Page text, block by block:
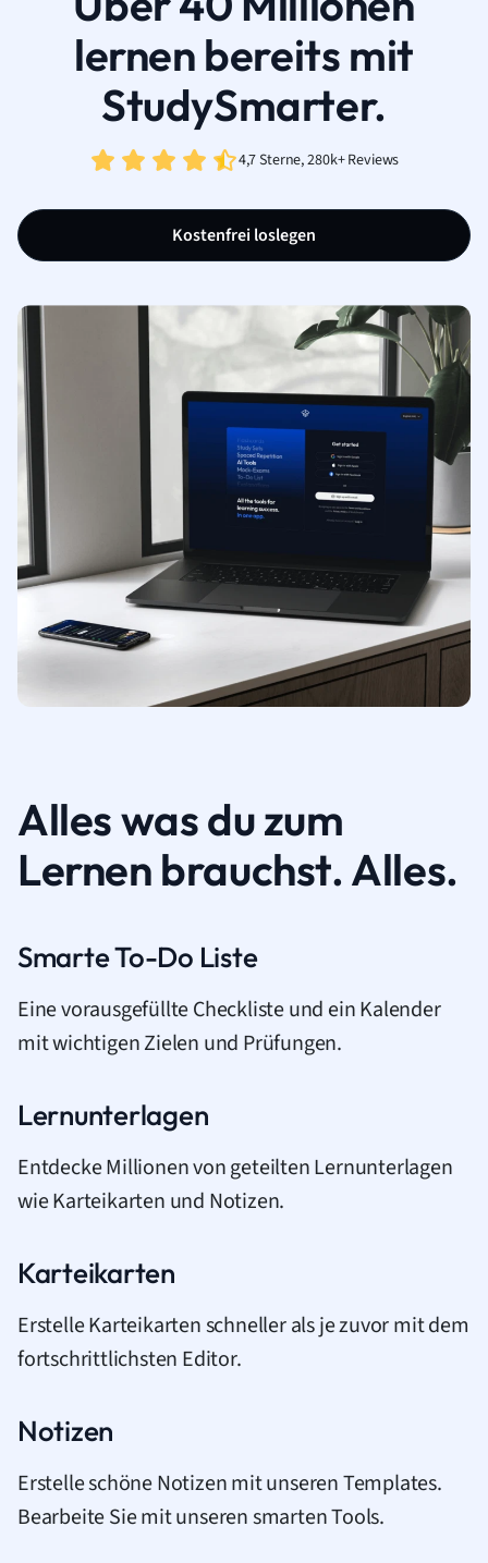
lernen bereits mit
StudySmarter.
4,7 Sterne, 280k+ Reviews
Kostenfrei loslegen
Alles was du zum
Lernen brauchst. Alles.
Smarte To-Do Liste
Eine vorausgefüllte Checkliste und ein Kalender
mit wichtigen Zielen und Prüfungen.
Lernunterlagen
Entdecke Millionen von geteilten Lernunterlagen
wie Karteikarten und Notizen.
Karteikarten
Erstelle Karteikarten schneller als je zuvor mit dem
fortschrittlichsten Editor.
Notizen
Erstelle schöne Notizen mit unseren Templates.
Bearbeite Sie mit unseren smarten Tools.